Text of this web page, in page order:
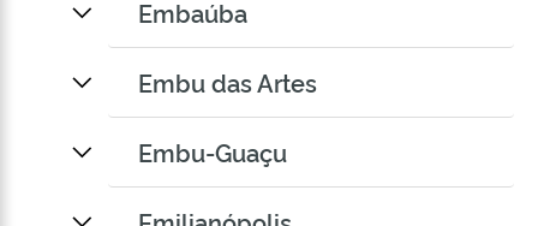
Embaúba
Embu das Artes
Embu-Guaçu